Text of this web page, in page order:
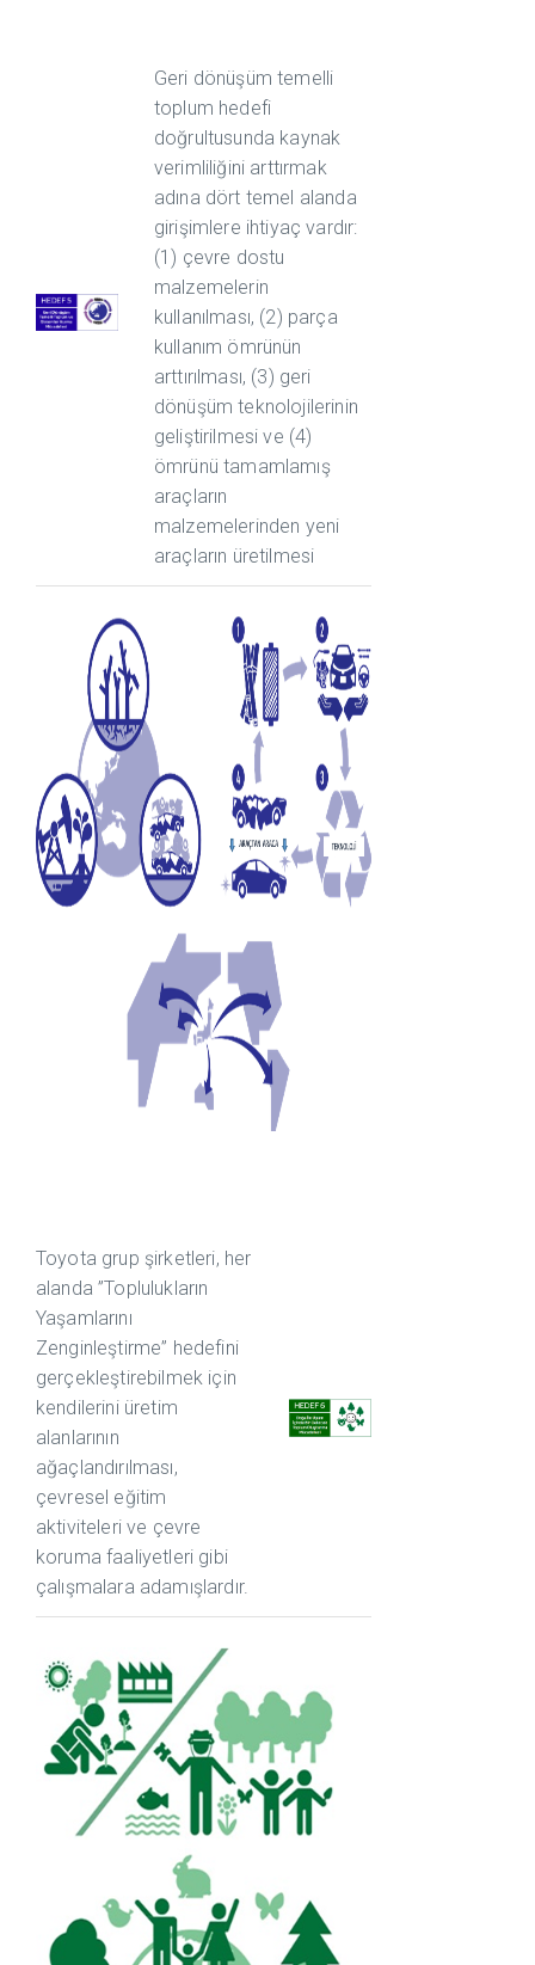
Geri dönüşüm temelli
toplum hedefi
doğrultusunda kaynak
verimliliğini arttırmak
adına dört temel alanda
girişimlere ihtiyaç vardır:
(1) çevre dostu
malzemelerin
kullanılması, (2) parça
kullanım ömrünün
arttırılması, (3) geri
dönüşüm teknolojilerinin
geliştirilmesi ve (4)
ömrünü tamamlamış
araçların
malzemelerinden yeni
araçların üretilmesi
Toyota grup şirketleri, her
alanda ”Toplulukların
Yaşamlarını
Zenginleştirme” hedefini
gerçekleştirebilmek için
kendilerini üretim
alanlarının
ağaçlandırılması,
çevresel eğitim
aktiviteleri ve çevre
koruma faaliyetleri gibi
çalışmalara adamışlardır.